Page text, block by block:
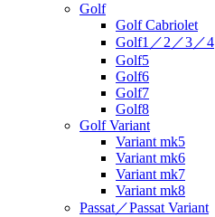
Golf
Golf Cabriolet
Golf1／2／3／4
Golf5
Golf6
Golf7
Golf8
Golf Variant
Variant mk5
Variant mk6
Variant mk7
Variant mk8
Passat／Passat Variant